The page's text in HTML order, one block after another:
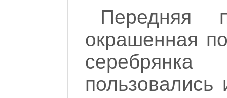
Передняя
окрашенная